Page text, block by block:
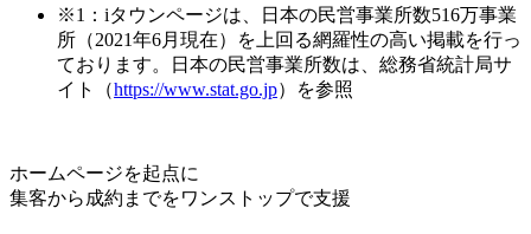
※1：iタウンページは、日本の民営事業所数516万事業
所（2021年6月現在）を上回る網羅性の高い掲載を行っ
ております。日本の民営事業所数は、総務省統計局サ
イト（https://www.stat.go.jp）を参照
ホームページを起点に
集客から成約までをワンストップで支援